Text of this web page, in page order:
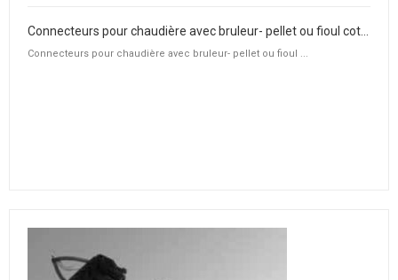
Connecteurs pour chaudière avec bruleur- pellet ou fioul ...